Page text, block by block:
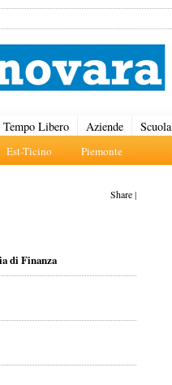
Est-Ticino Piemonte
Tempo Libero Aziende Scuola
Share|
di Finanza